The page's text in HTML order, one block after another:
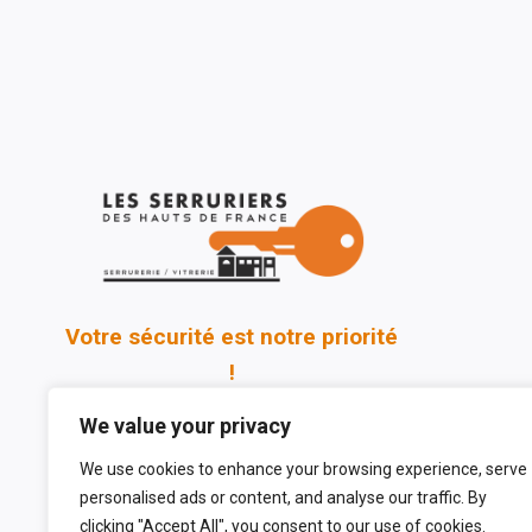
We value your privacy
We use cookies to enhance your browsing experience, serve
personalised ads or content, and analyse our traffic. By
clicking "Accept All", you consent to our use of cookies.
Votre sécurité est notre priorité
!